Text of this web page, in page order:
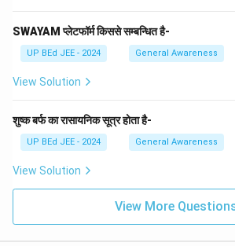
SWAYAM प्लेटफॉर्म किससे सम्बन्धित है-
UP BEd JEE - 2024 General Awareness
View Solution
शुष्क बर्फ का रासायनिक सूत्र होता है-
UP BEd JEE - 2024 General Awareness
View Solution
View More